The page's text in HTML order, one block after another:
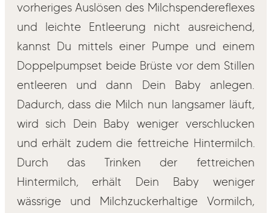
vorheriges Auslösen des Milchspendereflexes
und leichte Entleerung nicht ausreichend,
kannst Du mittels einer Pumpe und einem
Doppelpumpset beide Brüste vor dem Stillen
entleeren und dann Dein Baby anlegen.
Dadurch, dass die Milch nun langsamer läuft,
wird sich Dein Baby weniger verschlucken
und erhält zudem die fettreiche Hintermilch.
Durch das Trinken der fettreichen
Hintermilch, erhält Dein Baby weniger
wässrige und Milchzuckerhaltige Vormilch,